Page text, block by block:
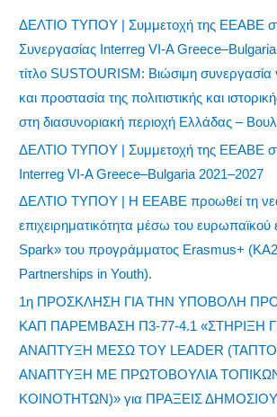
ΔΕΛΤΙΟ ΤΥΠΟΥ | Συμμετοχή της ΕΕΑΒΕ
Συνεργασίας Interreg VI-A
τίτλο SUSTOURISM: Βιώσιμη συνεργασία
και προστασία της πολιτιστικής και
στη διασυνοριακή περιοχή Ελλάδας –
ΔΕΛΤΙΟ ΤΥΠΟΥ | Συμμετοχή της ΕΕΑΒΕ
Interreg VI-A Greece–Bulgaria 2021–2027
ΔΕΛΤΙΟ ΤΥΠΟΥ | Η ΕΕΑΒΕ προωθεί τη
επιχειρηματικότητα μέσω του
Spark» του προγράμματος Erasmus+
Partnerships in Youth).
1η ΠΡΟΣΚΛΗΣΗ ΓΙΑ ΤΗΝ ΥΠΟΒΟΛΗ
ΚΑΠ ΠΑΡΕΜΒΑΣΗ Π3-77-4.1 «ΣΤΗΡΙΞΗ
ΑΝΑΠΤΥΞΗ ΜΕΣΩ ΤΟΥ LEADER
ΑΝΑΠΤΥΞΗ ΜΕ ΠΡΩΤΟΒΟΥΛΙΑ
ΚΟΙΝΟΤΗΤΩΝ)» για ΠΡΑΞΕΙΣ